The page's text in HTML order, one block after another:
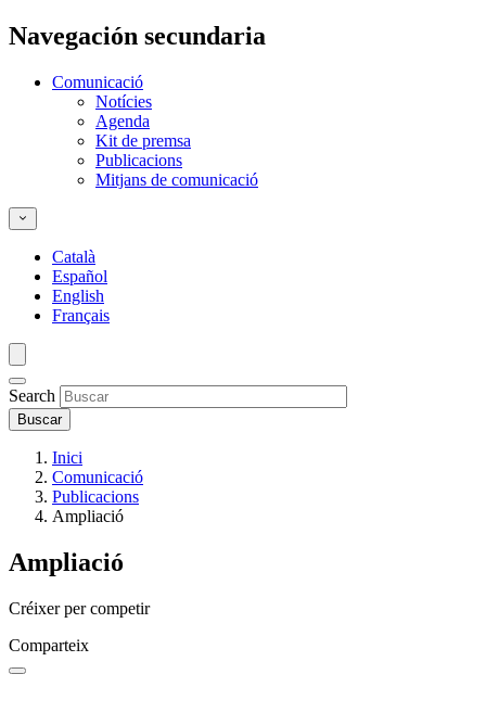
Navegación secundaria
Comunicació
Notícies
Agenda
Kit de premsa
Publicacions
Mitjans de comunicació
Català
Español
English
Français
Search
Inici
Comunicació
Publicacions
Ampliació
Ampliació
Créixer per competir
Comparteix